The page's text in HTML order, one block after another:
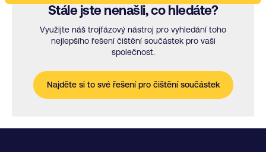
Stále jste nenašli, co hledáte?
Využijte náš trojfázový nástroj pro vyhledání toho
nejlepšího řešení čištění součástek pro vaši
společnost.
Najděte si to své řešení pro čištění součástek